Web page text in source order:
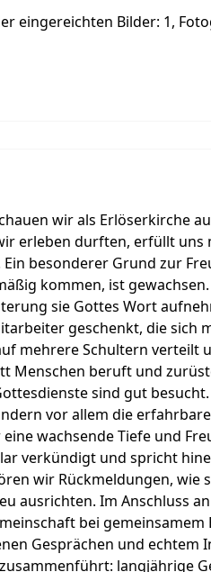
eingereichten Bilder: 1,
wir als Erlöserkirche
erleben durften, erfüllt uns
besonderer Grund zur
kommen, ist
sie Gottes Wort
geschenkt, die sich
mehrere Schultern verteilt
Menschen beruft und
sind gut
vor allem die
wachsende Tiefe und
verkündigt und spricht
wir Rückmeldungen, wie
ausrichten. Im Anschluss
bei gemeinsamem
Gesprächen und echtem
langjährige